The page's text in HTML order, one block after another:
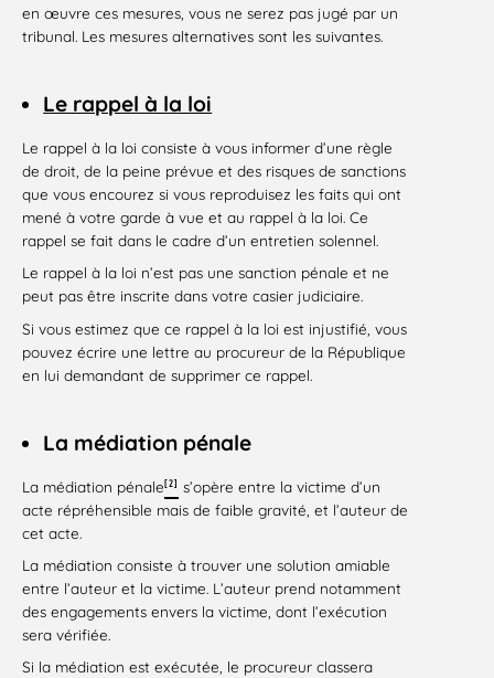
en œuvre ces mesures, vous ne serez pas jugé par un
tribunal. Les mesures alternatives sont les suivantes.
Le rappel à la loi
Le rappel à la loi consiste à vous informer d’une règle
de droit, de la peine prévue et des risques de sanctions
que vous encourez si vous reproduisez les faits qui ont
mené à votre garde à vue et au rappel à la loi. Ce
rappel se fait dans le cadre d’un entretien solennel.
Le rappel à la loi n’est pas une sanction pénale et ne
peut pas être inscrite dans votre casier judiciaire.
Si vous estimez que ce rappel à la loi est injustifié, vous
pouvez écrire une lettre au procureur de la République
en lui demandant de supprimer ce rappel.
La médiation pénale
La médiation pénale[2] s’opère entre la victime d’un
acte répréhensible mais de faible gravité, et l’auteur de
cet acte.
La médiation consiste à trouver une solution amiable
entre l’auteur et la victime. L’auteur prend notamment
des engagements envers la victime, dont l’exécution
sera vérifiée.
Si la médiation est exécutée, le procureur classera